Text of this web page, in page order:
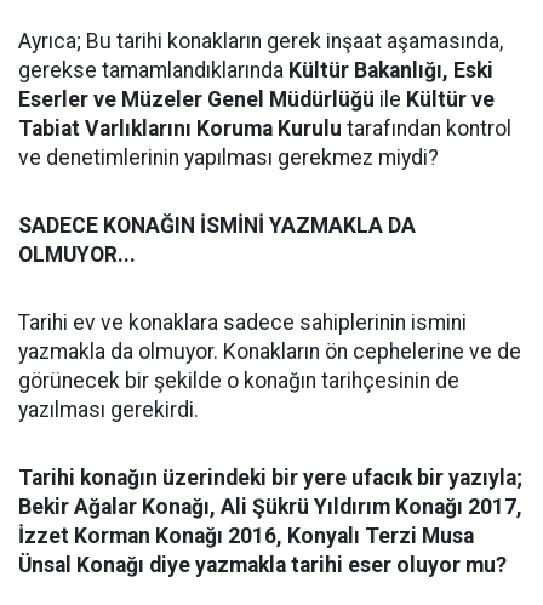
Ayrıca; Bu tarihi konakların gerek inşaat aşamasında,
gerekse tamamlandıklarında Kültür Bakanlığı, Eski
Eserler ve Müzeler Genel Müdürlüğü ile Kültür ve
Tabiat Varlıklarını Koruma Kurulu tarafından kontrol
ve denetimlerinin yapılması gerekmez miydi?
SADECE KONAĞIN İSMİNİ YAZMAKLA DA
OLMUYOR...
Tarihi ev ve konaklara sadece sahiplerinin ismini
yazmakla da olmuyor. Konakların ön cephelerine ve de
görünecek bir şekilde o konağın tarihçesinin de
yazılması gerekirdi.
Tarihi konağın üzerindeki bir yere ufacık bir yazıyla;
Bekir Ağalar Konağı, Ali Şükrü Yıldırım Konağı 2017,
İzzet Korman Konağı 2016, Konyalı Terzi Musa
Ünsal Konağı diye yazmakla tarihi eser oluyor mu?